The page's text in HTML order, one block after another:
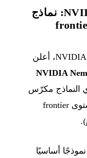
NVIDIA Nemotron Coalition: نماذج
— بمناسبة NVIDIA GTC 2026، أعلن
NVIDIA
النماذج مكرّس
لتطوير نماذج أساس مفتوحة بمستوى frontier
(
أساسيًا